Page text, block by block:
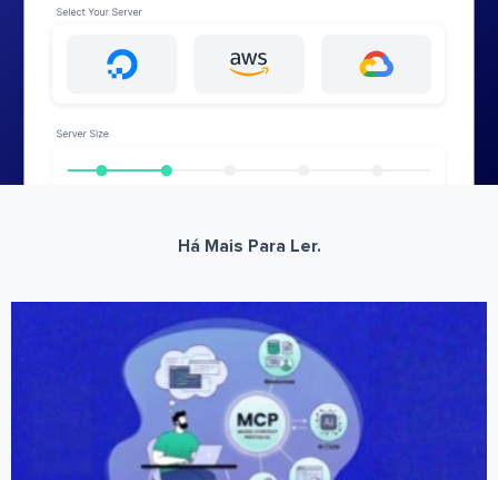
Há Mais Para Ler.